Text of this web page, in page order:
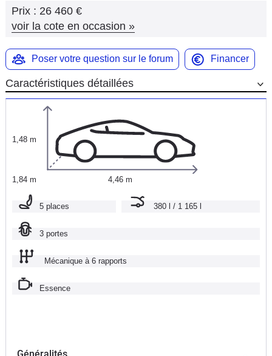
Marques
Prix : 26 460 €
voir la cote en occasion »
Poser votre question sur le forum Financer
Caractéristiques détaillées
1,48 m
1,84 m 4,46 m
5 places 380 l / 1 165 l
3 portes
Mécanique à 6 rapports
Essence